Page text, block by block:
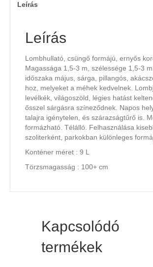
Leírás
Leírás
Lombhullató, csüngő formájú, ernyős
Magassága 1,5-3 m, szélessége 1,5-3
időszaka május, sárga, pillangós,
hoz, melyeket a méhek kedvelnek.
levélkék, világoszöld, légies hatást
ősszel sárgásra színeződnek. Napos
talajra igénytelen, és szárazságtűrő is.
formázható. Télálló. Felhasználása
szoliterként, parkokban különleges
Konténer méret : 9 L
Törzsmagasság : 100+ cm
Kapcsolódó
termékek